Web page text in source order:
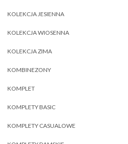
KOLEKCJA JESIENNA
KOLEKCJA WIOSENNA
KOLEKCJA ZIMA
KOMBINEZONY
KOMPLET
KOMPLETY BASIC
KOMPLETY CASUALOWE